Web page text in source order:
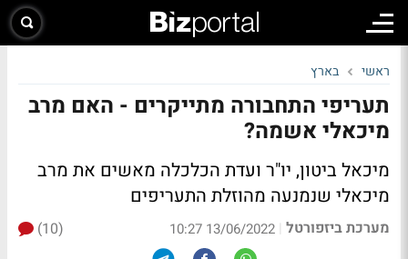
ראשי בארץ
תעריפי התחבורה מתייקרים - האם מרב
מיכאלי אשמה?
מיכאל ביטון, יו"ר ועדת הכלכלה מאשים את מרב
מיכאלי שנמנעה מהוזלת התעריפים
מערכת ביזפורטל |
13/06/2022 10:27
(10)